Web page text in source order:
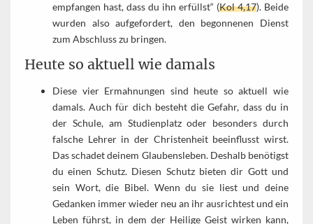
empfangen hast, dass du ihn erfüllst“ (Kol 4,17). Beide
wurden also aufgefordert, den begonnenen Dienst
zum Abschluss zu bringen.
Heute so aktuell wie damals
Diese vier Ermahnungen sind heute so aktuell wie
damals. Auch für dich besteht die Gefahr, dass du in
der Schule, am Studienplatz oder besonders durch
falsche Lehrer in der Christenheit beeinflusst wirst.
Das schadet deinem Glaubensleben. Deshalb benötigst
du einen Schutz. Diesen Schutz bieten dir Gott und
sein Wort, die Bibel. Wenn du sie liest und deine
Gedanken immer wieder neu an ihr ausrichtest und ein
Leben führst, in dem der Heilige Geist wirken kann,